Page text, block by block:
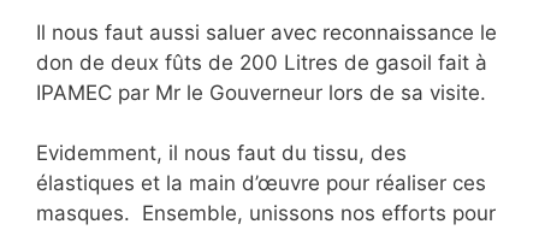
Il nous faut aussi saluer avec reconnaissance le
don de deux fûts de 200 Litres de gasoil fait à
IPAMEC par Mr le Gouverneur lors de sa visite.
Evidemment, il nous faut du tissu, des
élastiques et la main d’œuvre pour réaliser ces
masques. Ensemble, unissons nos efforts pour